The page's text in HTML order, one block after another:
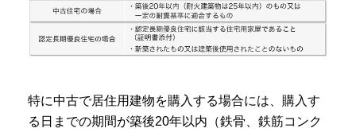
特に中古で居住用建物を購入する場合には、購入す
る日までの期間が築後20年以内（鉄骨、鉄筋コンク